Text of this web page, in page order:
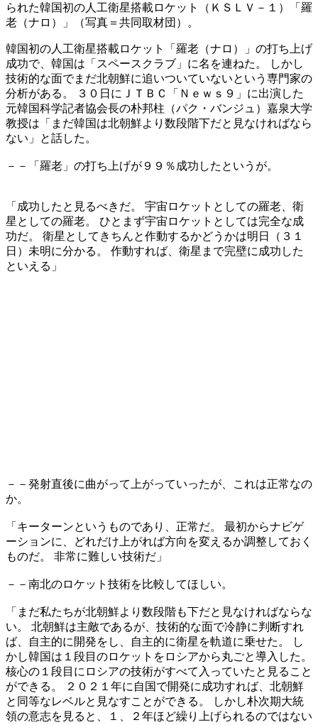
られた韓国初の人工衛星搭載ロケット（ＫＳＬＶ－１）「羅
老（ナロ）」（写真＝共同取材団）。
韓国初の人工衛星搭載ロケット「羅老（ナロ）」の打ち上げ
成功で、韓国は「スペースクラブ」に名を連ねた。 しかし
技術的な面でまだ北朝鮮に追いついていないという専門家の
分析がある。 ３０日にＪＴＢＣ「Ｎｅｗｓ９」に出演した
元韓国科学記者協会長の朴邦柱（パク・バンジュ）嘉泉大学
教授は「まだ韓国は北朝鮮より数段階下だと見なければなら
ない」と話した。
－－「羅老」の打ち上げが９９％成功したというが。
「成功したと見るべきだ。 宇宙ロケットとしての羅老、衛
星としての羅老。 ひとまず宇宙ロケットとしては完全な成
功だ。 衛星としてきちんと作動するかどうかは明日（３１
日）未明に分かる。 作動すれば、衛星まで完壁に成功した
といえる」
－－発射直後に曲がって上がっていったが、これは正常なの
か。
「キーターンというものであり、正常だ。 最初からナビゲ
ーションに、どれだけ上がれば方向を変えるか調整しておく
ものだ。 非常に難しい技術だ」
－－南北のロケット技術を比較してほしい。
「まだ私たちが北朝鮮より数段階も下だと見なければならな
い。 北朝鮮は主敵であるが、技術的な面で冷静に判断すれ
ば、自主的に開発をし、自主的に衛星を軌道に乗せた。 し
かし韓国は１段目のロケットをロシアから丸ごと導入した。
核心の１段目にロシアの技術がすべて入っていたと見ること
ができる。 ２０２１年に自国で開発に成功すれば、北朝鮮
と同等なレベルと見なすことができる。 しかし朴次期大統
領の意志を見ると、１、２年ほど繰り上げられるのではない